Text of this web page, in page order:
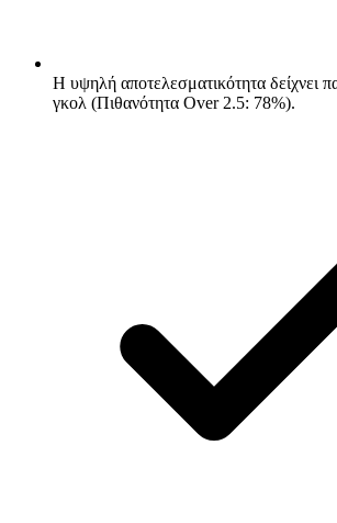
Η υψηλή αποτελεσματικότητα δείχνει
γκολ (Πιθανότητα Over 2.5: 78%).